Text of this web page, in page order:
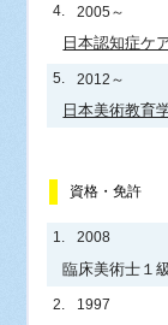
4. 2005～
日本認知症ケ
5. 2012～
日本美術教育
資格・免許
1. 2008
臨床美術士１級
2. 1997